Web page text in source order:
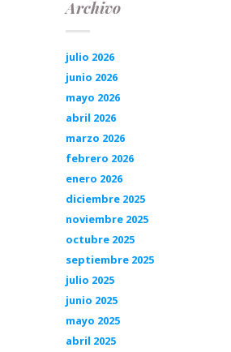
Archivo
julio 2026
junio 2026
mayo 2026
abril 2026
marzo 2026
febrero 2026
enero 2026
diciembre 2025
noviembre 2025
octubre 2025
septiembre 2025
julio 2025
junio 2025
mayo 2025
abril 2025